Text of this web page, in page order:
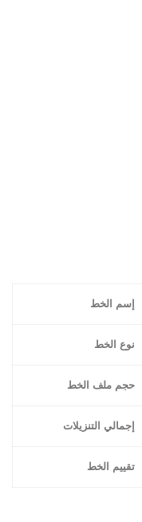
إسم الخط
نوع الخط
حجم ملف الخط
إجمالي التنزيلات
تقييم الخط